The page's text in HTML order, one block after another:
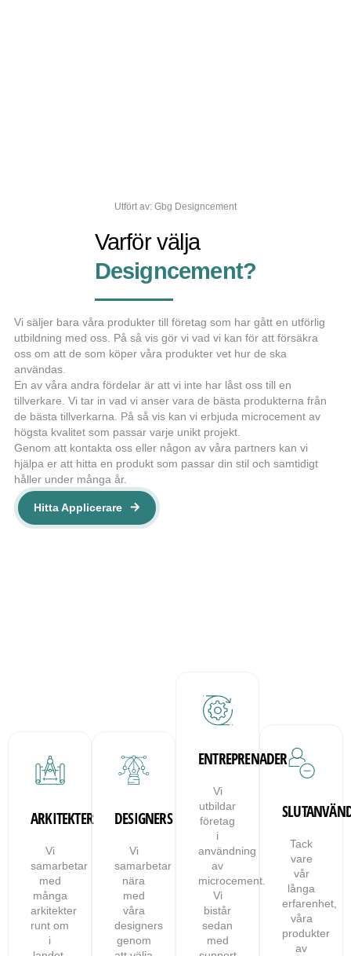
Utfört av: Gbg Designcement
Varför välja
Designcement?
Vi säljer bara våra produkter till företag som har gått en utförlig
utbildning med oss. På så vis gör vi vad vi kan för att försäkra
oss om att de som köper våra produkter vet hur de ska
användas.
En av våra andra fördelar är att vi inte har låst oss till en
tillverkare. Vi tar in vad vi anser vara de bästa produkterna från
de bästa tillverkarna. På så vis kan vi erbjuda microcement av
högsta kvalitet som passar varje unikt projekt.
Genom att kontakta oss eller någon av våra partners kan vi
hjälpa er att hitta en produkt som passar din stil och samtidigt
håller under många år.
Hitta Applicerare
ARKITEKTER
Vi
samarbetar
med
många
arkitekter
runt om
i
DESIGNERS
Vi
samarbetar
nära
med
våra
designers
genom
ENTREPRENADER
Vi
utbildar
företag
i
användning
av
microcement.
Vi
bistår
sedan
med
Tack
vare
vår
långa
erfarenhet,
våra
produkter
av